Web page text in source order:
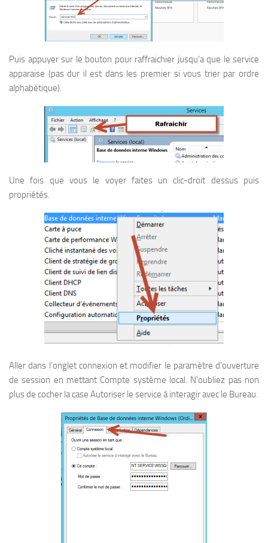
Puis appuyer sur le bouton pour raffraichier jusqu’a que le service
apparaise (pas dur il est dans les premier si vous trier par ordre
alphabétique).
Une fois que vous le voyer faites un clic-droit dessus puis
propriétés.
Aller dans l’onglet connexion et modifier le paramètre d’ouverture
de session en mettant Compte système local. N’oubliez pas non
plus de cocher la case Autoriser le service à interagir avec le Bureau.